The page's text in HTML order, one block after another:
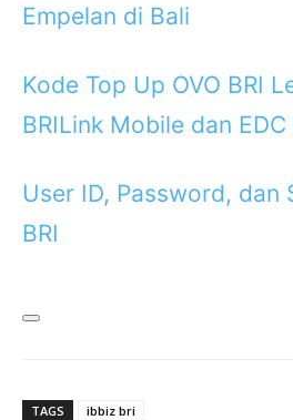
Empelan di Bali
Kode Top Up OVO BRI
BRILink Mobile dan EDC
User ID, Password, dan
BRI
TAGS ibbiz bri